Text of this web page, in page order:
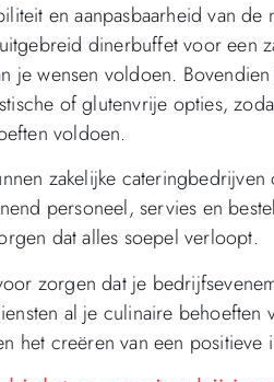
en aanpasbaarheid van de
dinerbuffet voor een
je wensen voldoen.
of glutenvrije opties,
voldoen.
zakelijke
personeel, servies en
dat alles soepel verloopt.
zorgen dat je
al je culinaire
het creëren van een positieve